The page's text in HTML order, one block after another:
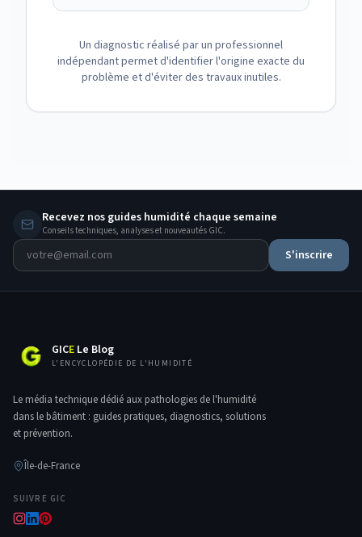
Un diagnostic réalisé par un professionnel
indépendant permet d'identifier l'origine exacte du
problème et d'éviter des travaux inutiles.
Recevez nos guides humidité chaque semaine
Conseils techniques, analyses et nouveautés GIC.
S'inscrire
GICE Le Blog
L'ENCYCLOPÉDIE DE L'HUMIDITÉ
Le média technique dédié aux pathologies de l'humidité
dans le bâtiment : guides pratiques, diagnostics, solutions
et prévention.
Île-de-France
SUIVRE GIC